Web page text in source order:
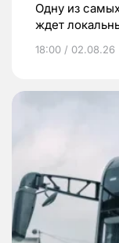
Одну из
ждет
18:00 / 02.08.26